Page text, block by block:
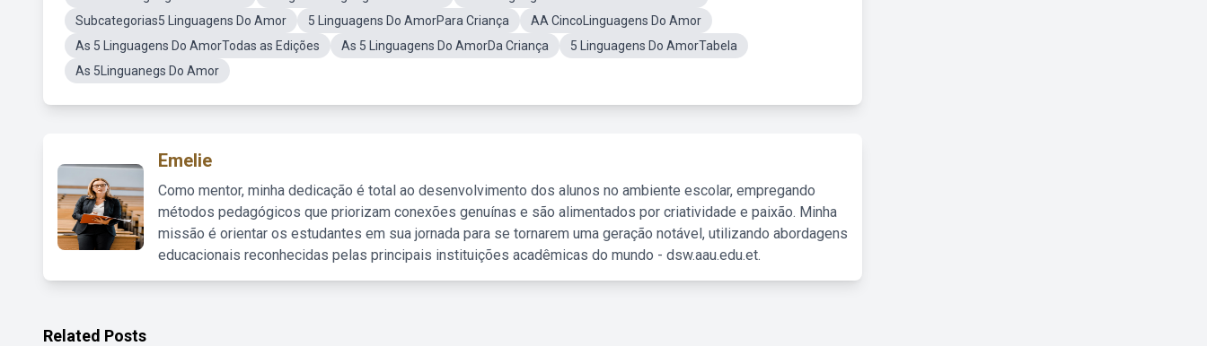
Subcategorias5 Linguagens Do Amor
5 Linguagens Do AmorPara Criança
AA CincoLinguagens Do Amor
As 5 Linguagens Do AmorTodas as Edições
As 5 Linguagens Do AmorDa Criança
5 Linguagens Do AmorTabela
As 5Linguanegs Do Amor
Emelie
Como mentor, minha dedicação é total ao desenvolvimento dos alunos no ambiente escolar, empregando
métodos pedagógicos que priorizam conexões genuínas e são alimentados por criatividade e paixão. Minha
missão é orientar os estudantes em sua jornada para se tornarem uma geração notável, utilizando abordagens
educacionais reconhecidas pelas principais instituições acadêmicas do mundo - dsw.aau.edu.et.
Related Posts